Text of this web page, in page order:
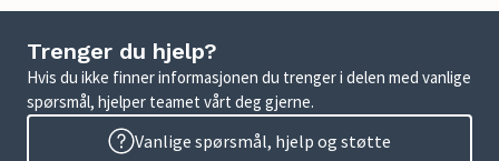
Trenger du hjelp?
Hvis du ikke finner informasjonen du trenger i delen med vanlige
spørsmål, hjelper teamet vårt deg gjerne.
Vanlige spørsmål, hjelp og støtte